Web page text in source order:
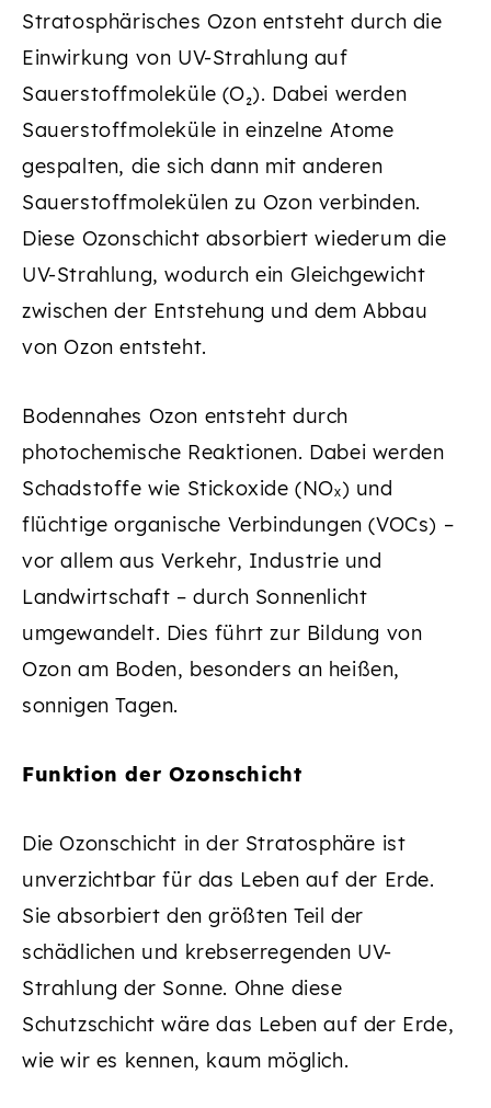
Stratosphärisches Ozon entsteht durch die
Einwirkung von UV-Strahlung auf
Sauerstoffmoleküle (O₂). Dabei werden
Sauerstoffmoleküle in einzelne Atome
gespalten, die sich dann mit anderen
Sauerstoffmolekülen zu Ozon verbinden.
Diese Ozonschicht absorbiert wiederum die
UV-Strahlung, wodurch ein Gleichgewicht
zwischen der Entstehung und dem Abbau
von Ozon entsteht.
Bodennahes Ozon entsteht durch
photochemische Reaktionen. Dabei werden
Schadstoffe wie Stickoxide (NOₓ) und
flüchtige organische Verbindungen (VOCs) –
vor allem aus Verkehr, Industrie und
Landwirtschaft – durch Sonnenlicht
umgewandelt. Dies führt zur Bildung von
Ozon am Boden, besonders an heißen,
sonnigen Tagen.
Funktion der Ozonschicht
Die Ozonschicht in der Stratosphäre ist
unverzichtbar für das Leben auf der Erde.
Sie absorbiert den größten Teil der
schädlichen und krebserregenden UV-
Strahlung der Sonne. Ohne diese
Schutzschicht wäre das Leben auf der Erde,
wie wir es kennen, kaum möglich.